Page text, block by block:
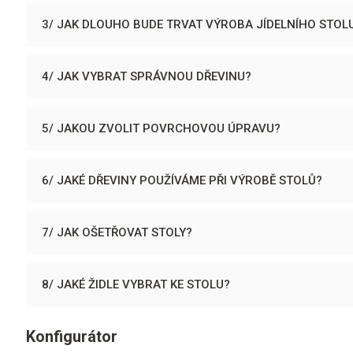
3/ JAK DLOUHO BUDE TRVAT VÝROBA JÍDELNÍHO
4/ JAK VYBRAT SPRÁVNOU DŘEVINU?
5/ JAKOU ZVOLIT POVRCHOVOU ÚPRAVU?
6/ JAKÉ DŘEVINY POUŽÍVÁME PŘI VÝROBĚ STOLŮ?
7/ JAK OŠETŘOVAT STOLY?
8/ JAKÉ ŽIDLE VYBRAT KE STOLU?
Konfigurátor